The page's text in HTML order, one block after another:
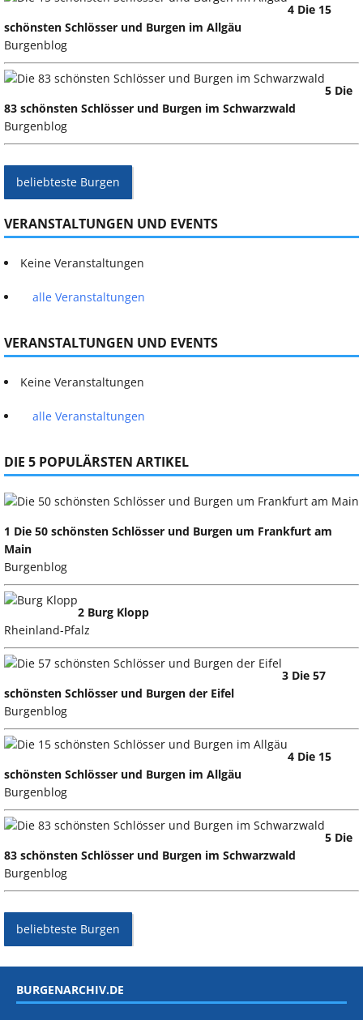
4 Die 15
schönsten Schlösser und Burgen im Allgäu
Burgenblog
5 Die
83 schönsten Schlösser und Burgen im Schwarzwald
Burgenblog
beliebteste Burgen
VERANSTALTUNGEN UND EVENTS
Keine Veranstaltungen
alle Veranstaltungen
VERANSTALTUNGEN UND EVENTS
Keine Veranstaltungen
alle Veranstaltungen
DIE 5 POPULÄRSTEN ARTIKEL
1 Die 50 schönsten Schlösser und Burgen um Frankfurt am
Main
Burgenblog
2 Burg Klopp
Rheinland-Pfalz
3 Die 57
schönsten Schlösser und Burgen der Eifel
Burgenblog
4 Die 15
schönsten Schlösser und Burgen im Allgäu
Burgenblog
5 Die
83 schönsten Schlösser und Burgen im Schwarzwald
Burgenblog
beliebteste Burgen
BURGENARCHIV.DE